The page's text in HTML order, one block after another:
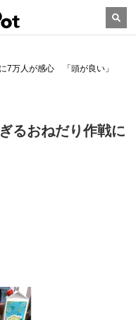
7万人が感心 「頭が良い」
るおねだり作戦に